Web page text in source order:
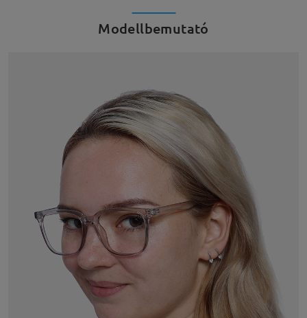
Modellbemutató